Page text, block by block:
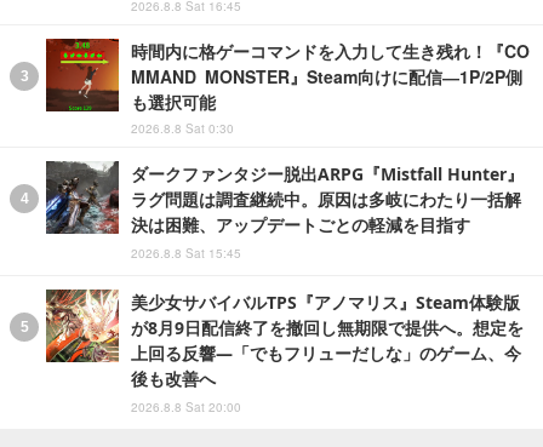
2026.8.8 Sat 16:45
時間内に格ゲーコマンドを入力して生き残れ！『CO
MMAND MONSTER』Steam向けに配信―1P/2P側
も選択可能
2026.8.8 Sat 0:30
ダークファンタジー脱出ARPG『Mistfall Hunter』
ラグ問題は調査継続中。原因は多岐にわたり一括解
決は困難、アップデートごとの軽減を目指す
2026.8.8 Sat 15:45
美少女サバイバルTPS『アノマリス』Steam体験版
が8月9日配信終了を撤回し無期限で提供へ。想定を
上回る反響―「でもフリューだしな」のゲーム、今
後も改善へ
2026.8.8 Sat 20:00